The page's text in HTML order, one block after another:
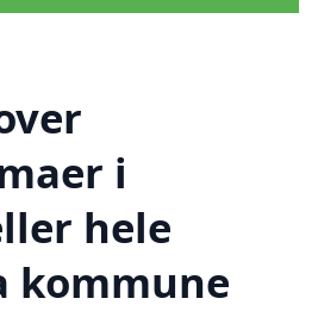
i
hele
kommune